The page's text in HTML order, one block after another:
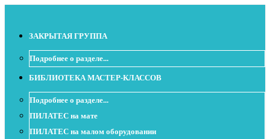
ЗАКРЫТАЯ ГРУППА
Подробнее о разделе...
БИБЛИОТЕКА МАСТЕР-КЛАССОВ
Подробнее о разделе...
ПИЛАТЕС на мате
ПИЛАТЕС на малом оборудовании